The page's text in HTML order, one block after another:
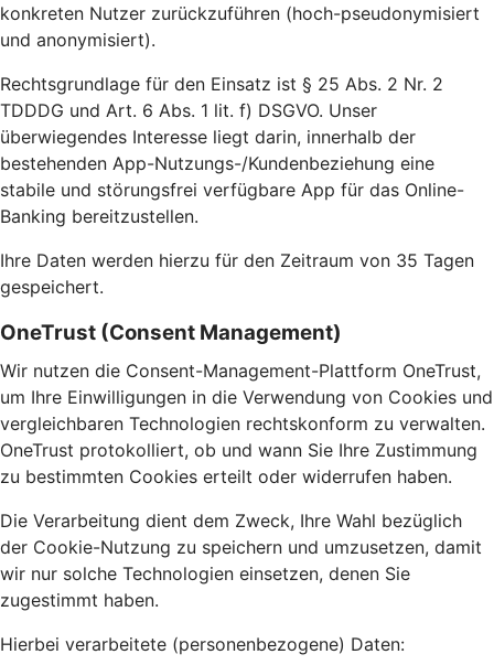
konkreten Nutzer zurückzuführen (hoch-pseudonymisiert
und anonymisiert).
Rechtsgrundlage für den Einsatz ist § 25 Abs. 2 Nr. 2
TDDDG und Art. 6 Abs. 1 lit. f) DSGVO. Unser
überwiegendes Interesse liegt darin, innerhalb der
bestehenden App-Nutzungs-/Kundenbeziehung eine
stabile und störungsfrei verfügbare App für das Online-
Banking bereitzustellen.
Ihre Daten werden hierzu für den Zeitraum von 35 Tagen
gespeichert.
OneTrust (Consent Management)
Wir nutzen die Consent-Management-Plattform OneTrust,
um Ihre Einwilligungen in die Verwendung von Cookies und
vergleichbaren Technologien rechtskonform zu verwalten.
OneTrust protokolliert, ob und wann Sie Ihre Zustimmung
zu bestimmten Cookies erteilt oder widerrufen haben.
Die Verarbeitung dient dem Zweck, Ihre Wahl bezüglich
der Cookie-Nutzung zu speichern und umzusetzen, damit
wir nur solche Technologien einsetzen, denen Sie
zugestimmt haben.
Hierbei verarbeitete (personenbezogene) Daten: